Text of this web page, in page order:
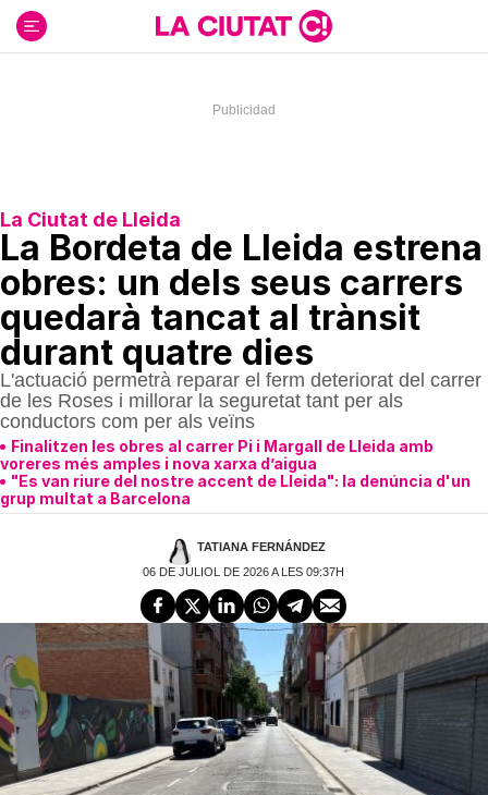
contenido
La Ciutat de Lleida
La Bordeta de Lleida estrena
obres: un dels seus carrers
quedarà tancat al trànsit
durant quatre dies
L'actuació permetrà reparar el ferm deteriorat del carrer
de les Roses i millorar la seguretat tant per als
conductors com per als veïns
Finalitzen les obres al carrer Pi i Margall de Lleida amb
voreres més amples i nova xarxa d’aigua
"Es van riure del nostre accent de Lleida": la denúncia d'un
grup multat a Barcelona
TATIANA FERNÁNDEZ
06 DE JULIOL DE 2026 A LES 09:37H